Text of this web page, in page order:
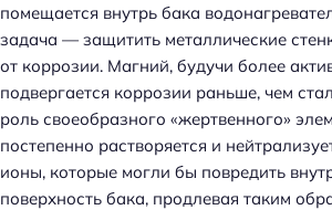
помещается внутрь бака
задача — защитить металлические
от коррозии. Магний, будучи более
подвергается коррозии раньше, чем
роль своеобразного «жертвенного»
постепенно растворяется и
ионы, которые могли бы повредить
поверхность бака, продлевая таким